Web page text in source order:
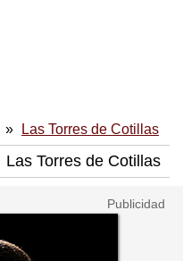
Las Torres de Cotillas
Las Torres de Cotillas